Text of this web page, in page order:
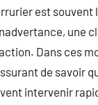
est souvent
une
Dans ces
de savoir
intervenir